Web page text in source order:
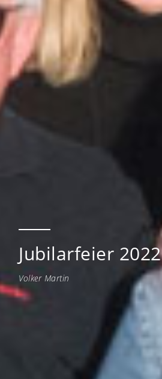
Jubilarfeier 2022
Volker Martin